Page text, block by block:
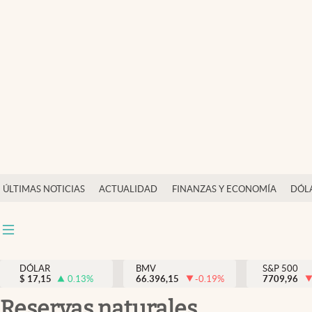
ÚLTIMAS NOTICIAS ACTUALIDAD FINANZAS Y ECONOMÍA
Opinión
Vida y estilo
DÓLAR
$ 17,15 0.13%
BMV
66.396,15
-0.19%
S&P 500
7709,96